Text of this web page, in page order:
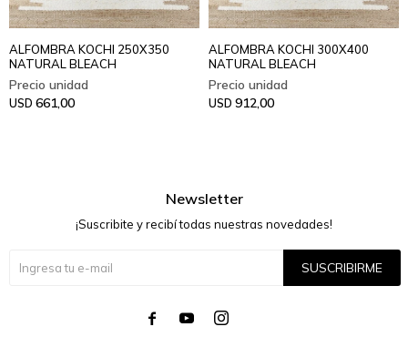
ALFOMBRA KOCHI 250X350
NATURAL BLEACH
USD 661,00
ALFOMBRA KOCHI 300X400
NATURAL BLEACH
USD 912,00
Newsletter
¡Suscribite y recibí todas nuestras novedades!
SUSCRIBIRME
  